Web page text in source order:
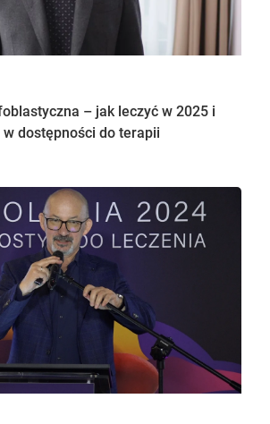
– jak leczyć w 2025 i
dostępności do terapii